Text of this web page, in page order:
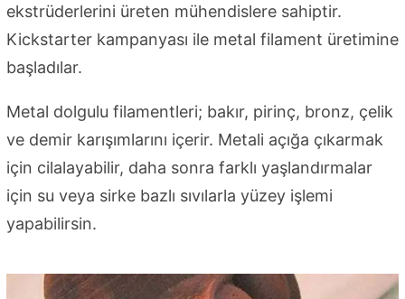
ekstrüderlerini üreten mühendislere sahiptir.
Kickstarter kampanyası ile metal filament üretimine
başladılar.
Metal dolgulu filamentleri; bakır, pirinç, bronz, çelik
ve demir karışımlarını içerir. Metali açığa çıkarmak
için cilalayabilir, daha sonra farklı yaşlandırmalar
için su veya sirke bazlı sıvılarla yüzey işlemi
yapabilirsin.